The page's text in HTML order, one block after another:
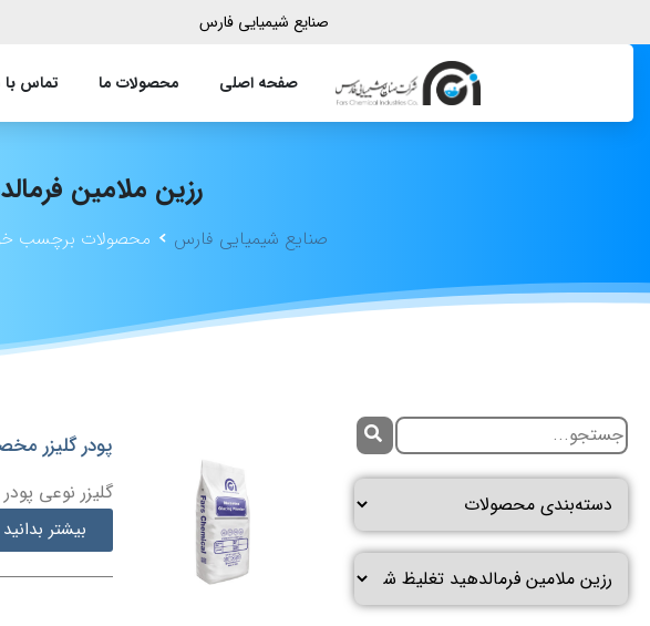
صنایع شیمیایی فارس
صفحه اصلی محصولات ما تماس با
رزین ملامین
صنایع شیمیایی فارس محصولات برچسب
پودر گلیزر
گلیزر نوعی
بیشتر بدانید